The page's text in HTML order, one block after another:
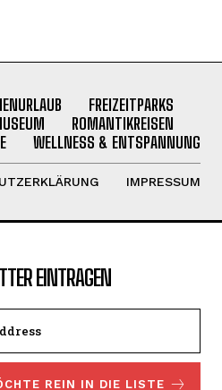
FREIZEITPARKS
ROMANTIKREISEN
WELLNESS & ENTSPANNUNG
IMPRESSUM
EINTRAGEN
REIN IN DIE LISTE